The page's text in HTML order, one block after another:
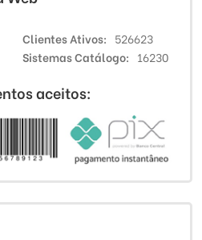
Clientes Ativos
526623
Sistemas Catálogo 16230
aceitos: